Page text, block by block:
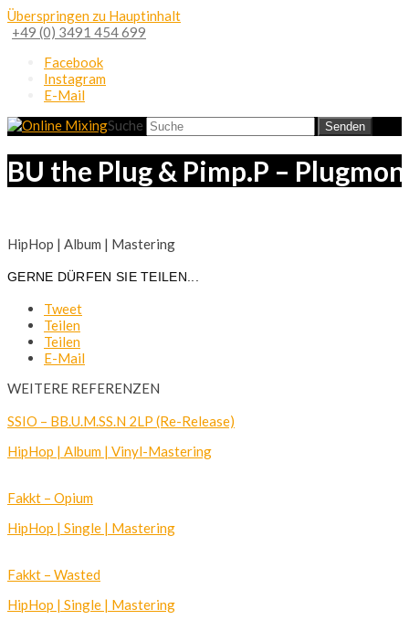
Überspringen zu Hauptinhalt
+49 (0) 3491 454 699
Facebook
Instagram
E-Mail
Suche
Senden
BU the Plug & Pimp.P –
HipHop | Album | Mastering
GERNE DÜRFEN SIE TEILEN...
Tweet
Teilen
Teilen
E-Mail
WEITERE REFERENZEN
SSIO – BB.U.M.SS.N 2LP (Re-Release)
HipHop | Album | Vinyl-Mastering
Fakkt – Opium
HipHop | Single | Mastering
Fakkt – Wasted
HipHop | Single | Mastering